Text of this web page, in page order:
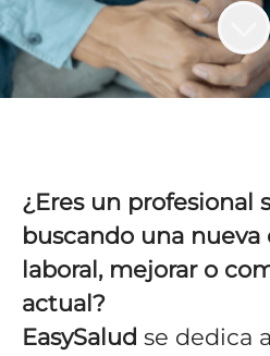
¿Eres un profesional
buscando una
laboral, mejorar o
actual?
EasySalud se dedica